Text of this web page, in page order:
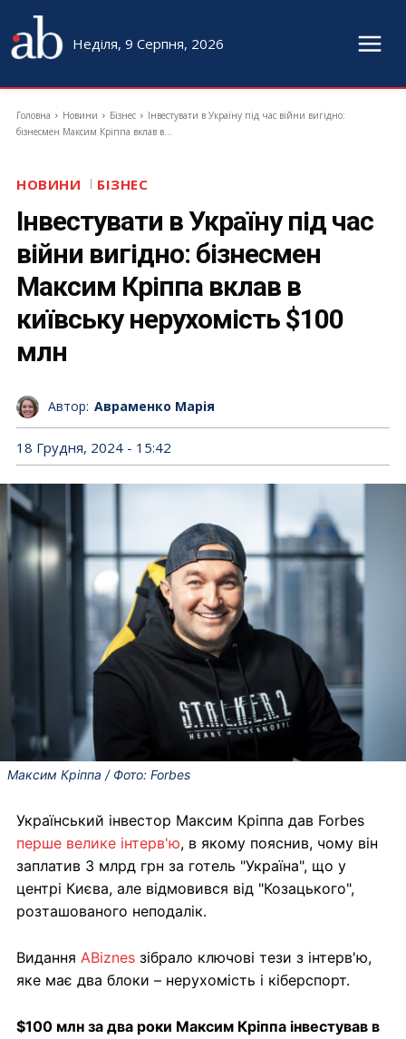
Неділя, 9 Серпня, 2026
Головна Новини Бізнес
Інвестувати в Україну під час війни вигідно:
бізнесмен Максим Кріппа вклав в...
НОВИНИ БІЗНЕС
Інвестувати в Україну під час
війни вигідно: бізнесмен
Максим Кріппа вклав в
київську нерухомість $100
млн
Автор: Авраменко Марія
18 Грудня, 2024 - 15:42
Максим Кріппа / Фото: Forbes
Український інвестор Максим Кріппа дав Forbes
перше велике інтерв'ю, в якому пояснив, чому він
заплатив 3 млрд грн за готель "Україна", що у
центрі Києва, але відмовився від "Козацького",
розташованого неподалік.
Видання ABiznes зібрало ключові тези з інтерв'ю,
яке має два блоки – нерухомість і кіберспорт.
$100 млн за два роки Максим Кріппа інвестував в